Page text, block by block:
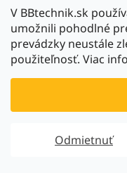
V BBtechnik.sk
umožnili pohodlné
prevádzky neustále
použiteľnosť. Viac
Odmietnuť
bbtechnik
https://